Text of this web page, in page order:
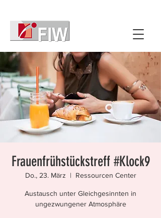
Frauenfrühstückstreff #Klock9
Do., 23. März
  |
Ressourcen Center
Austausch unter Gleichgesinnten in
ungezwungener Atmosphäre